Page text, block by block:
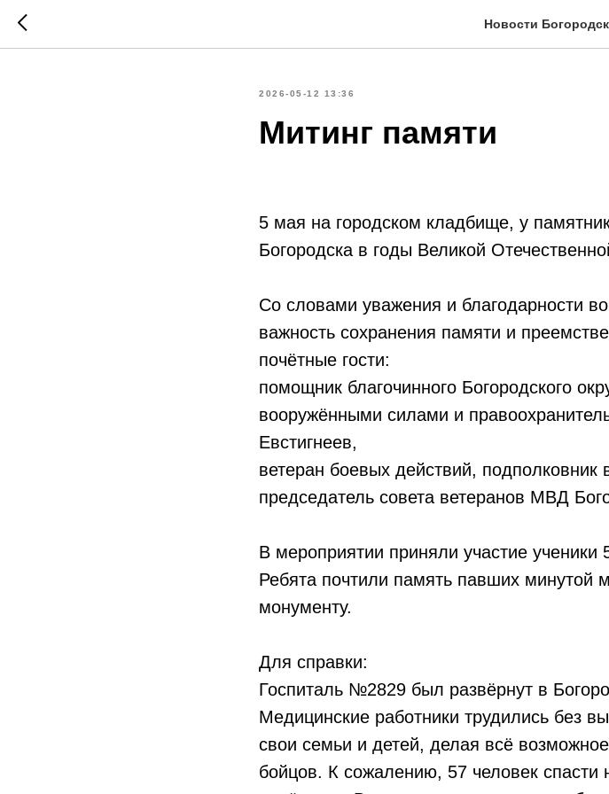
Новости
2026-05-12 13:36
Митинг памяти
5 мая на городском кладбище, у
Богородска в годы Великой
Со словами уважения и благодарности
важность сохранения памяти и
почётные гости:
помощник благочинного Богородского
вооружёнными силами и
Евстигнеев,
ветеран боевых действий,
председатель совета ветеранов МВД
В мероприятии приняли участие
Ребята почтили память павших минутой
монументу.
Для справки:
Госпиталь №2829 был развёрнут в
Медицинские работники трудились без
свои семьи и детей, делая всё
бойцов. К сожалению, 57 человек